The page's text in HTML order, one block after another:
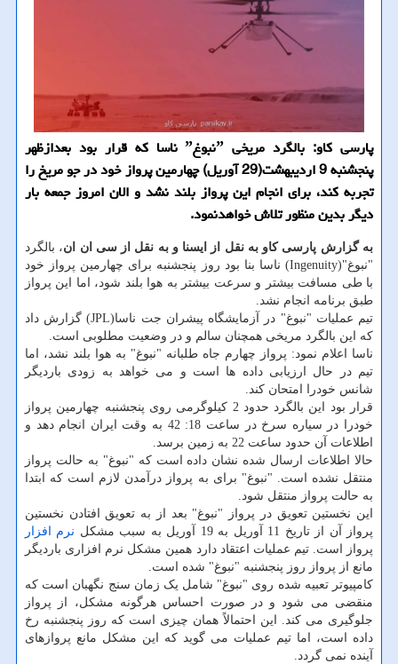
پارسی کاو: بالگرد مریخی ˮنبوغˮ ناسا که قرار بود بعدازظهر
پنجشنبه 9 اردیبهشت(29 آوریل) چهارمین پرواز خود در جو مریخ را
تجربه کند، برای انجام این پرواز بلند نشد و الان امروز جمعه بار
دیگر بدین منظور تلاش خواهدنمود.
به گزارش پارسی کاو به نقل از ایسنا و به نقل از سی ان ان، بالگرد
"نبوغ"(Ingenuity) ناسا بنا بود روز پنجشنبه برای چهارمین پرواز خود
با طی مسافت بیشتر و سرعت بیشتر به هوا بلند شود، اما این پرواز
طبق برنامه انجام نشد.
تیم عملیات "نبوغ" در آزمایشگاه پیشران جت ناسا(JPL) گزارش داد
که این بالگرد مریخی همچنان سالم و در وضعیت مطلوبی است.
ناسا اعلام نمود: پرواز چهارم جاه طلبانه "نبوغ" به هوا بلند نشد، اما
تیم در حال ارزیابی داده ها است و می خواهد به زودی باردیگر
شانس خودرا امتحان کند.
قرار بود این بالگرد حدود 2 کیلوگرمی روی پنجشنبه چهارمین پرواز
خودرا در سیاره سرخ در ساعت 18: 42 به وقت ایران انجام دهد و
اطلاعات آن حدود ساعت 22 به زمین برسد.
حالا اطلاعات ارسال شده نشان داده است که "نبوغ" به حالت پرواز
منتقل نشده است. "نبوغ" برای به پرواز درآمدن لازم است که ابتدا
به حالت پرواز منتقل شود.
این نخستین تعویق در پرواز "نبوغ" بعد از به تعویق افتادن نخستین
پرواز آن از تاریخ 11 آوریل به 19 آوریل به سبب مشکل
نرم افزار
پرواز است. تیم عملیات اعتقاد دارد همین مشکل نرم افزاری باردیگر
مانع از پرواز روز پنجشنبه "نبوغ" شده است.
کامپیوتر تعبیه شده روی "نبوغ" شامل یک زمان سنج نگهبان است که
منقضی می شود و در صورت احساس هرگونه مشکل، از پرواز
جلوگیری می کند. این احتمالاً همان چیزی است که روز پنجشنبه رخ
داده است، اما تیم عملیات می گوید که این مشکل مانع پروازهای
آینده نمی گردد.